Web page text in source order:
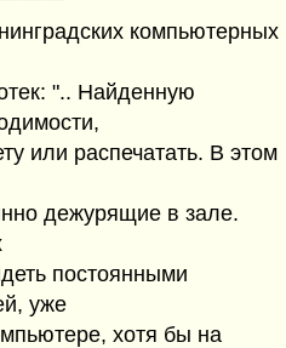
компьютерных
".. Найденную
или распечатать. В этом
дежурящие в зале.
постоянными
уже
хотя бы на